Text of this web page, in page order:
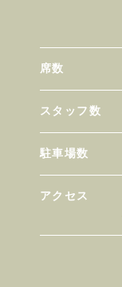
席数
スタッフ数
駐車場数
アクセス